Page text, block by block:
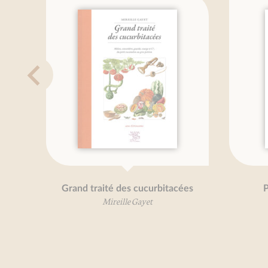
Grand traité des cucurbitacées
Mireille Gayet